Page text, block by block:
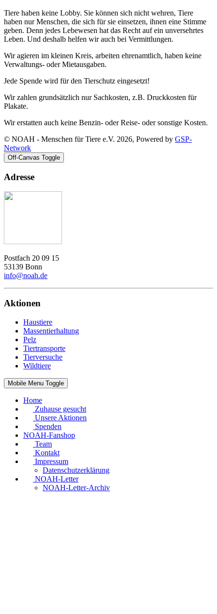
Tiere haben keine Lobby. Sie können sich nicht wehren, Tiere
haben nur Menschen, die sich für sie einsetzen, ihnen eine Stimme
geben. Denn jedes Lebewesen hat das Recht auf ein unversehrtes
Leben. Und deshalb helfen wir auch bei Vermittlungen.
Wir agieren im kleinen Kreis, arbeiten ehrenamtlich, haben keine
Verwaltungs- oder Mietausgaben.
Jede Spende wird für den Tierschutz eingesetzt!
Wir zahlen grundsätzlich nur Sachkosten, z.B. Druckkosten für
Plakate.
Wir erstatten auch keine Benzin- oder Reise- oder sonstige Kosten.
© NOAH - Menschen für Tiere e.V. 2026, Powered by GSP-
Network
Off-Canvas Toggle
Adresse
Postfach 20 09 15
53139 Bonn
info@noah.de
Aktionen
Haustiere
Massentierhaltung
Pelz
Tiertransporte
Tierversuche
Wildtiere
Mobile Menu Toggle
Home
Zuhause gesucht
Unsere Aktionen
Spenden
NOAH-Fanshop
Team
Kontakt
Impressum
Datenschutzerklärung
NOAH-Letter
NOAH-Letter-Archiv